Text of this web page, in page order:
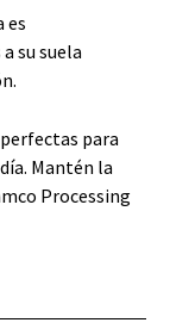
es
su suela
para
Mantén la
Processing